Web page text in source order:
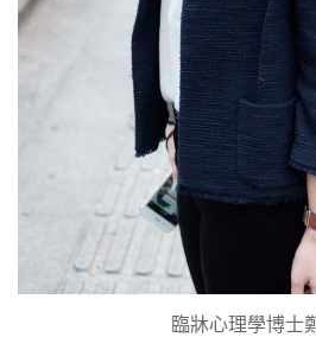
臨牀心理學博士